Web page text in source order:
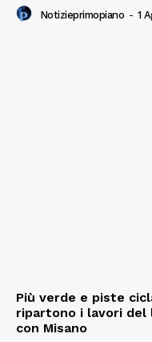
Notizieprimopiano - 1
Più verde e piste
ripartono i lavori del
con Misano